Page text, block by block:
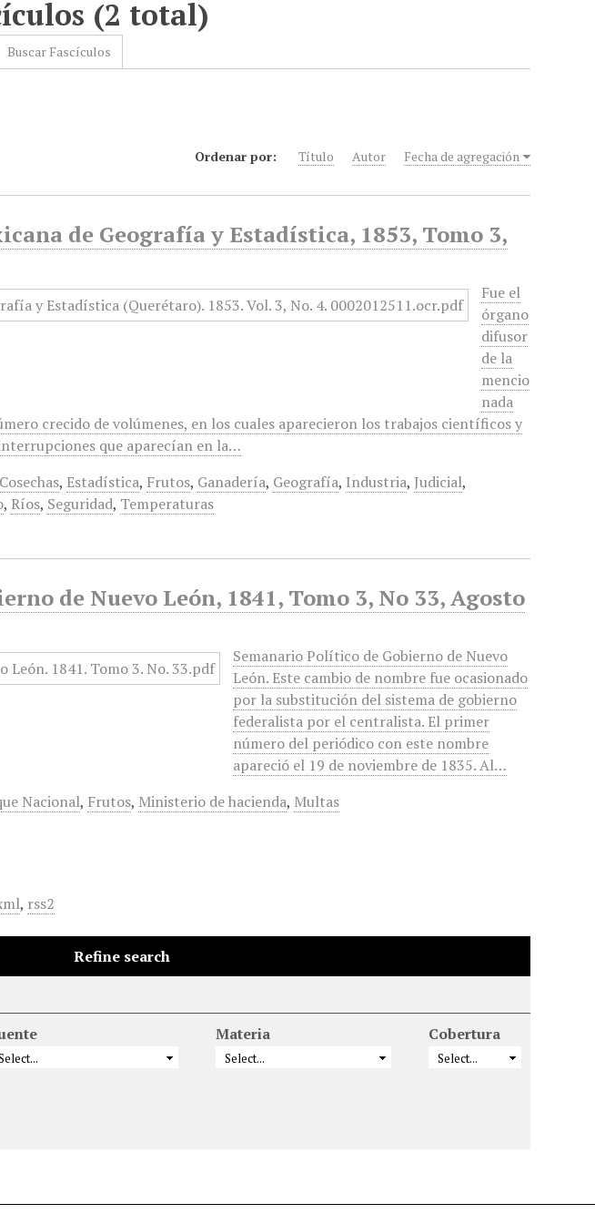
(2 total)
Buscar Fascículos
Ordenar por: Título Autor Fecha de agregación
de Geografía y Estadística, 1853, Tomo 3,
Fue el
órgano
difusor
de la
mencio
nada
crecido de volúmenes, en los cuales aparecieron los trabajos científicos y
que aparecían en la…
Cosechas, Estadística, Frutos, Ganadería, Geografía, Industria, Judicial,
, Ríos, Seguridad, Temperaturas
de Nuevo León, 1841, Tomo 3, No 33, Agosto
Semanario Político de Gobierno de Nuevo
León. Este cambio de nombre fue ocasionado
por la substitución del sistema de gobierno
federalista por el centralista. El primer
número del periódico con este nombre
apareció el 19 de noviembre de 1835. Al…
Nacional, Frutos, Ministerio de hacienda, Multas
, rss2
Refine search
Materia Cobertura